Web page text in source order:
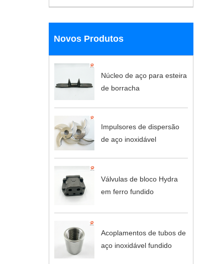
Novos Produtos
Núcleo de aço para esteira
de borracha
Impulsores de dispersão
de aço inoxidável
Válvulas de bloco Hydra
em ferro fundido
Acoplamentos de tubos de
aço inoxidável fundido